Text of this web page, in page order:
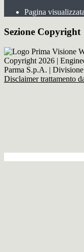
Pagina visualizzata
Sezione Copyright
Copyright 2026 |
Parma S.p.A. |
Disclaimer trattamento